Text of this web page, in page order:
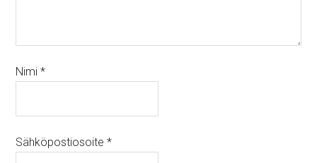
Nimi*
Sähköpostiosoite*